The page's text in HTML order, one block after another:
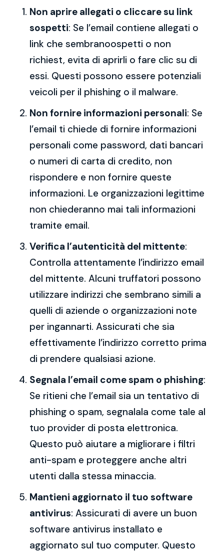
Non aprire allegati o cliccare su link
sospetti: Se l’email contiene allegati o
link che sembranoospetti o non
richiest, evita di aprirli o fare clic su di
essi. Questi possono essere potenziali
veicoli per il phishing o il malware.
Non fornire informazioni personali: Se
l’email ti chiede di fornire informazioni
personali come password, dati bancari
o numeri di carta di credito, non
rispondere e non fornire queste
informazioni. Le organizzazioni legittime
non chiederanno mai tali informazioni
tramite email.
Verifica l’autenticità del mittente:
Controlla attentamente l’indirizzo email
del mittente. Alcuni truffatori possono
utilizzare indirizzi che sembrano simili a
quelli di aziende o organizzazioni note
per ingannarti. Assicurati che sia
effettivamente l’indirizzo corretto prima
di prendere qualsiasi azione.
Segnala l’email come spam o phishing:
Se ritieni che l’email sia un tentativo di
phishing o spam, segnalala come tale al
tuo provider di posta elettronica.
Questo può aiutare a migliorare i filtri
anti-spam e proteggere anche altri
utenti dalla stessa minaccia.
Mantieni aggiornato il tuo software
antivirus: Assicurati di avere un buon
software antivirus installato e
aggiornato sul tuo computer. Questo